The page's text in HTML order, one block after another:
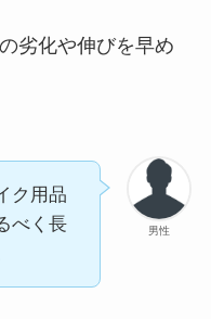
劣化や伸びを早め
男性
ク用品
べく長